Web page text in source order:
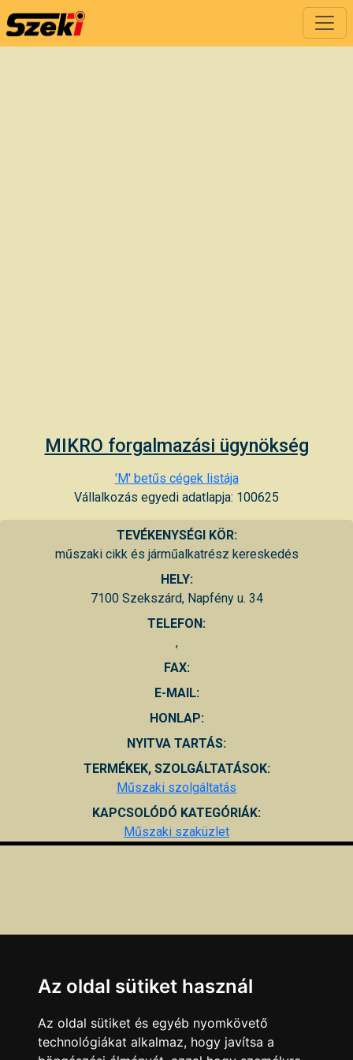
MIKRO forgalmazási ügynökség
'M' betűs cégek listája
Vállalkozás egyedi adatlapja: 100625
TEVÉKENYSÉGI KÖR:
műszaki cikk és járműalkatrész kereskedés
HELY:
7100 Szekszárd, Napfény u. 34
TELEFON:
,
FAX:
E-MAIL:
HONLAP:
NYITVA TARTÁS:
TERMÉKEK, SZOLGÁLTATÁSOK:
Műszaki szolgáltatás
KAPCSOLÓDÓ KATEGÓRIÁK:
Műszaki szaküzlet
Az oldal sütiket használ
Az oldal sütiket és egyéb nyomkövető
technológiákat alkalmaz, hogy javítsa a